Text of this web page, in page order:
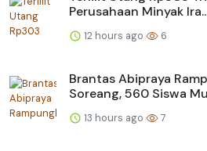
Perusahaan Minyak
12 hours ago 6
Brantas Abipraya
Soreang, 560 Siswa
13 hours ago 7